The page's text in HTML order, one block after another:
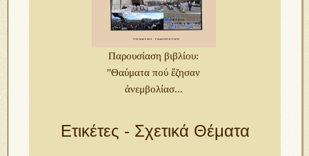
Παρουσίαση βιβλίου:
"Θαύματα πού ἔζησαν
ἀνεμβολίασ...
Ετικέτες - Σχετικά Θέματα